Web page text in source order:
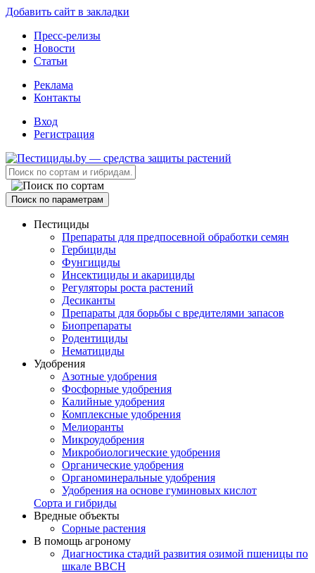
Добавить сайт в закладки
Пресс-релизы
Новости
Статьи
Реклама
Контакты
Вход
Регистрация
Поиск по параметрам
Пестициды
Препараты для предпосевной обработки семян
Гербициды
Фунгициды
Инсектициды и акарициды
Регуляторы роста растений
Десиканты
Препараты для борьбы с вредителями запасов
Биопрепараты
Родентициды
Нематициды
Удобрения
Азотные удобрения
Фосфорные удобрения
Калийные удобрения
Комплексные удобрения
Мелиоранты
Микроудобрения
Микробиологические удобрения
Органические удобрения
Органоминеральные удобрения
Удобрения на основе гуминовых кислот
Сорта и гибриды
Вредные объекты
Сорные растения
В помощь агроному
Диагностика стадий развития озимой пшеницы по
шкале ВВСН